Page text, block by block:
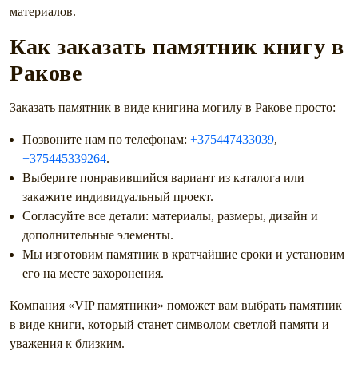
материалов.
Как заказать памятник книгу в
Ракове
Заказать памятник в виде книгина могилу в Ракове просто:
Позвоните нам по телефонам: +375447433039,
+375445339264.
Выберите понравившийся вариант из каталога или
закажите индивидуальный проект.
Согласуйте все детали: материалы, размеры, дизайн и
дополнительные элементы.
Мы изготовим памятник в кратчайшие сроки и установим
его на месте захоронения.
Компания «VIP памятники» поможет вам выбрать памятник
в виде книги, который станет символом светлой памяти и
уважения к близким.